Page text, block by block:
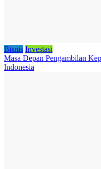
Bisnis Investasi
Masa Depan Pengambilan
Indonesia